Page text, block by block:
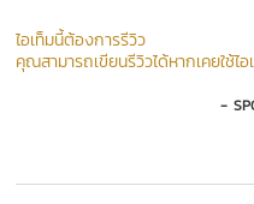
ไอเท็มนี้ต้องการรีวิว
คุณสามารถเขียนรีวิวได้หากเคยใช้ไอ
-